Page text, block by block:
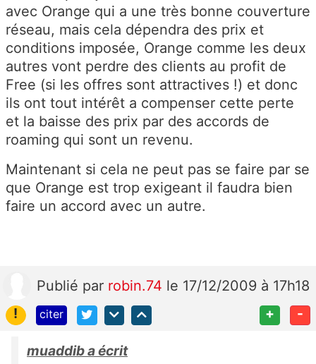
avec Orange qui a une très bonne couverture
réseau, mais cela dépendra des prix et
conditions imposée, Orange comme les deux
autres vont perdre des clients au profit de
Free (si les offres sont attractives !) et donc
ils ont tout intérêt a compenser cette perte
et la baisse des prix par des accords de
roaming qui sont un revenu.
Maintenant si cela ne peut pas se faire par se
que Orange est trop exigeant il faudra bien
faire un accord avec un autre.
Publié par robin.74 le 17/12/2009 à 17h18
!
citer + -
muaddib a écrit